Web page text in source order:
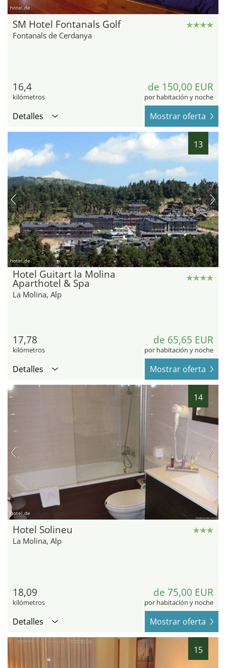
hotel.de
SM Hotel Fontanals Golf
Fontanals de Cerdanya
16,4
kilómetros
de 150,00 EUR
por habitación y noche
Detalles Mostrar oferta
13
hotel.de
Hotel Guitart la Molina
Aparthotel & Spa
La Molina, Alp
17,78
kilómetros
de 65,65 EUR
por habitación y noche
Detalles Mostrar oferta
14
hotel.de
Hotel Solineu
La Molina, Alp
18,09
kilómetros
de 75,00 EUR
por habitación y noche
Detalles Mostrar oferta
15